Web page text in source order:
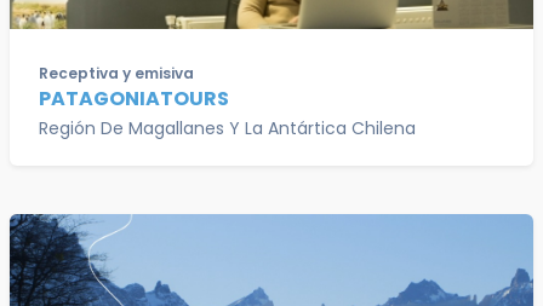
Receptiva y emisiva
PATAGONIATOURS
Región De Magallanes Y La Antártica Chilena